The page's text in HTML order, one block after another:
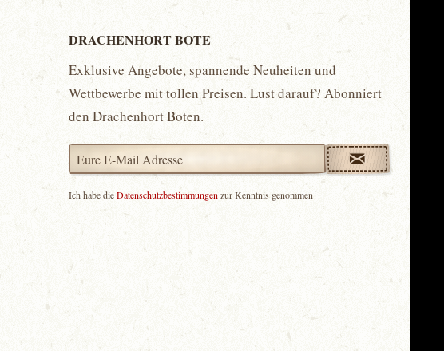
DRACHENHORT BOTE
Exklusive Angebote, spannende Neuheiten und
Wettbewerbe mit tollen Preisen. Lust darauf? Abonniert
den Drachenhort Boten.
Ich habe dieDatenschutzbestimmungen zur Kenntnis genommen